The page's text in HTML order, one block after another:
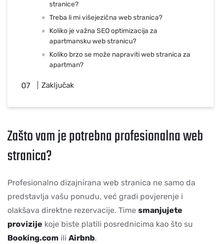
stranice?
Treba li mi višejezična web stranica?
Koliko je važna SEO optimizacija za
apartmansku web stranicu?
Koliko brzo se može napraviti web stranica za
apartman?
Zaključak
Zašto vam je potrebna profesionalna web
stranica?
Profesionalno dizajnirana web stranica ne samo da
predstavlja vašu ponudu, već gradi povjerenje i
olakšava direktne rezervacije. Time smanjujete
provizije koje biste platili posrednicima kao što su
Booking.com ili Airbnb.